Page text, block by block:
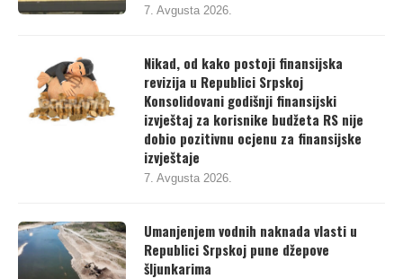
7. Avgusta 2026.
Nikad, od kako postoji finansijska
revizija u Republici Srpskoj
Konsolidovani godišnji finansijski
izvještaj za korisnike budžeta RS nije
dobio pozitivnu ocjenu za finansijske
izvještaje
7. Avgusta 2026.
Umanjenjem vodnih naknada vlasti u
Republici Srpskoj pune džepove
šljunkarima